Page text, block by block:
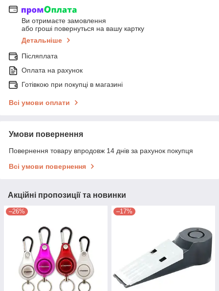
Ви отримаєте замовлення
або гроші повернуться на вашу картку
Детальніше
Післяплата
Оплата на рахунок
Готівкою при покупці в магазині
Всі умови оплати
Умови повернення
Повернення товару впродовж 14 днів за рахунок покупця
Всі умови повернення
Акційні пропозиції та новинки
–26% –17%